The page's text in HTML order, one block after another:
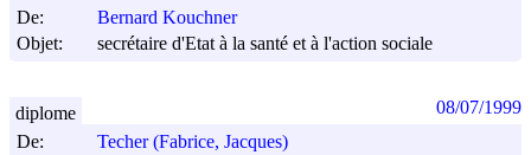
De:
Bernard Kouchner
Objet:
secrétaire d'Etat à la santé et à l'action sociale
De:
Techer (Fabrice, Jacques)
diplome 08/07/1999